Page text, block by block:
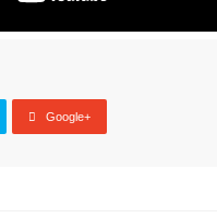
Google+